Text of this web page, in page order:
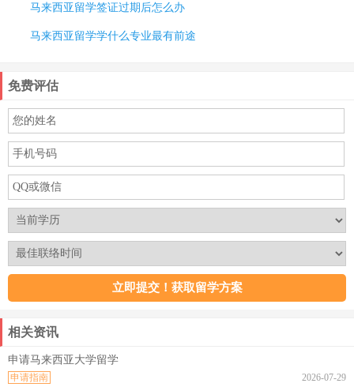
马来西亚留学签证过期后怎么办
马来西亚留学学什么专业最有前途
免费评估
相关资讯
申请马来西亚大学留学
2026-07-29
申请指南